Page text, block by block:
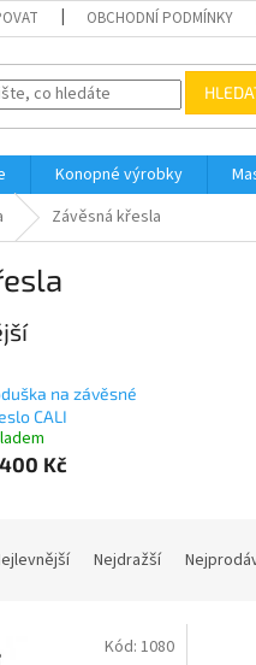
OBCHODNÍ PODMÍNKY
Konopné výrobky
Závěsná křesla
na závěsné
CALI
Kč
Nejdražší
Kód: 1080